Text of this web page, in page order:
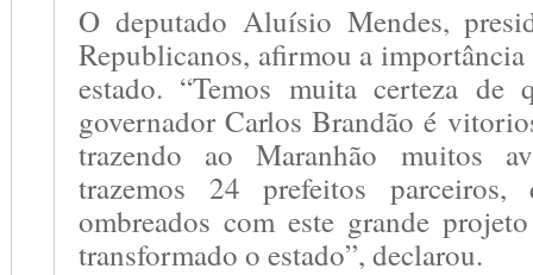
O deputado Aluísio Mendes,
Republicanos, afirmou a importância
estado. “Temos muita certeza
governador Carlos Brandão é
trazendo ao Maranhão muitos
trazemos 24 prefeitos parceiros,
ombreados com este grande
transformado o estado”, declarou.